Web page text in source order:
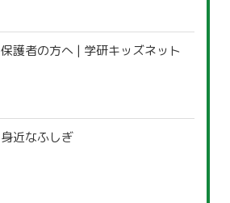
保護者の方へ | 学研キッズネット
身近なふしぎ